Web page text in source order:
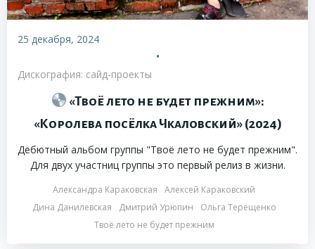
25 декабря, 2024
•
Дискография: сайд-проекты
«Твоё лето не будет прежним»:
«Королева посёлка Чкаловский» (2024)
Дебютный альбом группы "Твоё лето не будет прежним".
Для двух участниц группы это первый релиз в жизни.
Александра Караковская
Алексей Караковский
Дина Данилевская
Дмитрий Урюпин
Ольга Терещенко
Твоё лето не будет прежним